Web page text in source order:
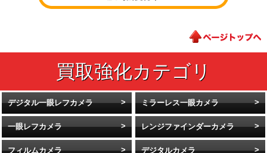
デジタル一眼レフカメラ ミラーレス一眼カメラ
一眼レフカメラ レンジファインダーカメラ
フィルムカメラ デジタルカメラ